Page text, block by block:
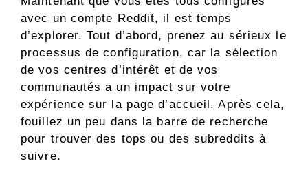
avec un compte Reddit, il est temps
d’explorer. Tout d’abord, prenez au sérieux le
processus de configuration, car la sélection
de vos centres d’intérêt et de vos
communautés a un impact sur votre
expérience sur la page d’accueil. Après cela,
fouillez un peu dans la barre de recherche
pour trouver des tops ou des subreddits à
suivre.